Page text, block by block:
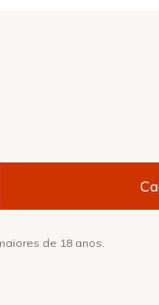
de 18 anos.